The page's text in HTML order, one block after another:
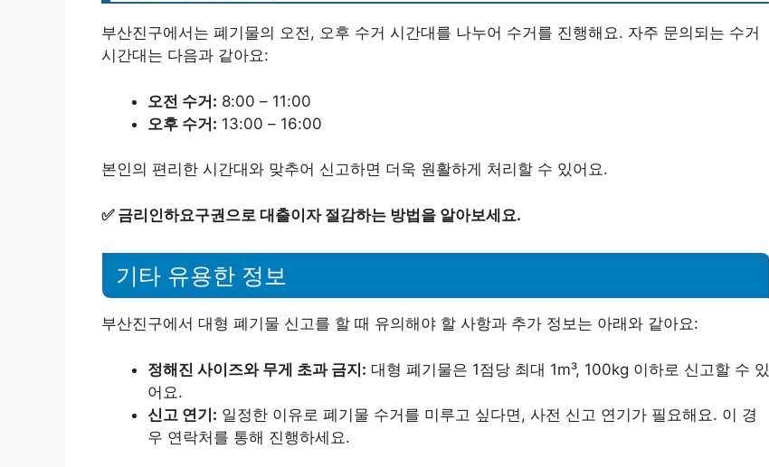
부산진구에서는 폐기물의 오전, 오후 수거 시간대를 나누어 수거를 진행해요. 자주 문의되는 수거
시간대는 다음과 같아요:
오전 수거: 8:00 – 11:00
오후 수거: 13:00 – 16:00
본인의 편리한 시간대와 맞추어 신고하면 더욱 원활하게 처리할 수 있어요.
✅ 금리인하요구권으로 대출이자 절감하는 방법을 알아보세요.
기타 유용한 정보
부산진구에서 대형 폐기물 신고를 할 때 유의해야 할 사항과 추가 정보는 아래와 같아요:
정해진 사이즈와 무게 초과 금지: 대형 폐기물은 1점당 최대 1m³, 100kg 이하로 신고할 수 있
어요.
신고 연기: 일정한 이유로 폐기물 수거를 미루고 싶다면, 사전 신고 연기가 필요해요. 이 경
우 연락처를 통해 진행하세요.